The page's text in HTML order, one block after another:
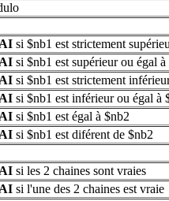
si $nb1 est strictement
si $nb1 est supérieur ou égal
si $nb1 est strictement
si $nb1 est inférieur ou égal à
si $nb1 est égal à $nb2
si $nb1 est diférent de $nb2
si les 2 chaines sont vraies
si l'une des 2 chaines est vraie